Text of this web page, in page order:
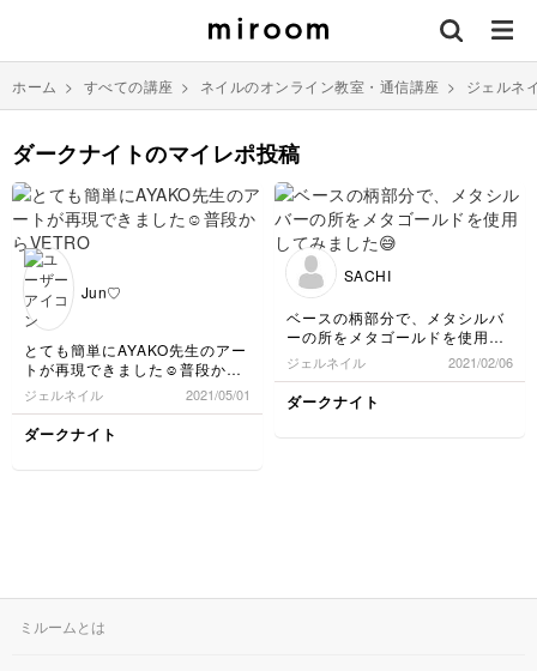
ホーム > すべての講座 > ネイルのオンライン教室・通信講座 > ジェルネ
ダークナイトのマイレポ投稿
Jun♡
とても簡単にAYAKO先生のアー
トが再現できました☺️普段から
VETROを使用しているので手持
ちのカラーでしたしお気に入り
です✨
ジェルネイル 2021/05/01
ダークナイト
SACHI
ベースの柄部分で、メタシルバ
ーの所をメタゴールドを使用し
てみました😅
ジェルネイル 2021/02/06
ダークナイト
ミルームとは